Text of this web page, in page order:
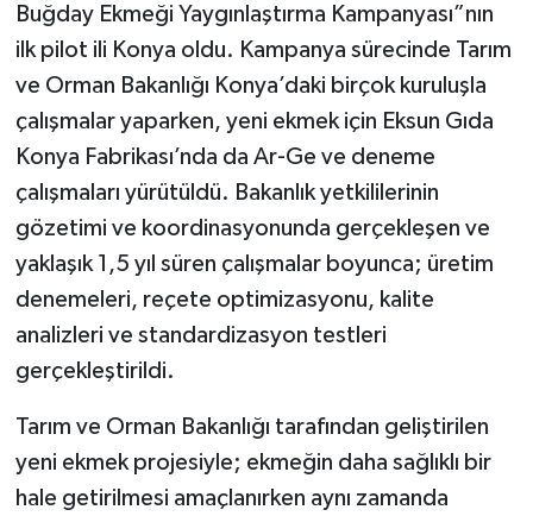
Buğday Ekmeği Yaygınlaştırma Kampanyası”nın
ilk pilot ili Konya oldu. Kampanya sürecinde Tarım
ve Orman Bakanlığı Konya’daki birçok kuruluşla
çalışmalar yaparken, yeni ekmek için Eksun Gıda
Konya Fabrikası’nda da Ar-Ge ve deneme
çalışmaları yürütüldü. Bakanlık yetkililerinin
gözetimi ve koordinasyonunda gerçekleşen ve
yaklaşık 1,5 yıl süren çalışmalar boyunca; üretim
denemeleri, reçete optimizasyonu, kalite
analizleri ve standardizasyon testleri
gerçekleştirildi.
Tarım ve Orman Bakanlığı tarafından geliştirilen
yeni ekmek projesiyle; ekmeğin daha sağlıklı bir
hale getirilmesi amaçlanırken aynı zamanda